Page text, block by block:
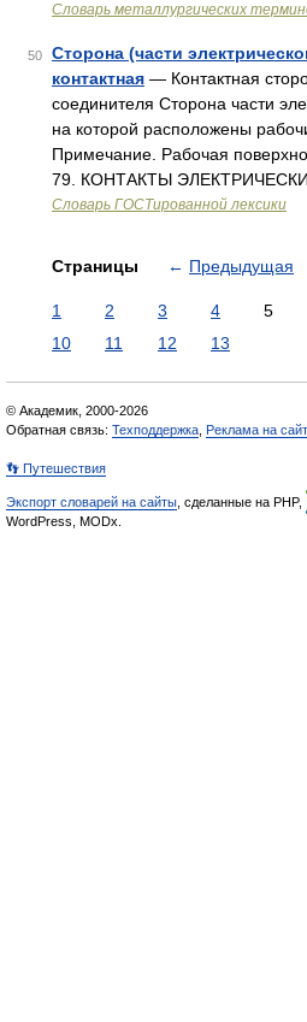
Словарь металлургических
50
Сторона (части
контактная — Контактная
соединителя Сторона части
на которой расположены
Примечание. Рабочая
79. КОНТАКТЫ
Словарь ГОСТированной лексики
Страницы ← Предыдущая
1 2 3 4 5
10
11 12 13
© Академик, 2000-2026
Обратная связь: Техподдержка Реклама на
👣 Путешествия
Экспорт словарей на сайты , сделанные на PHP,
WordPress, MODx.